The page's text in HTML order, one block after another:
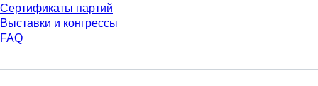
Сертификаты партий
Выставки и конгрессы
FAQ